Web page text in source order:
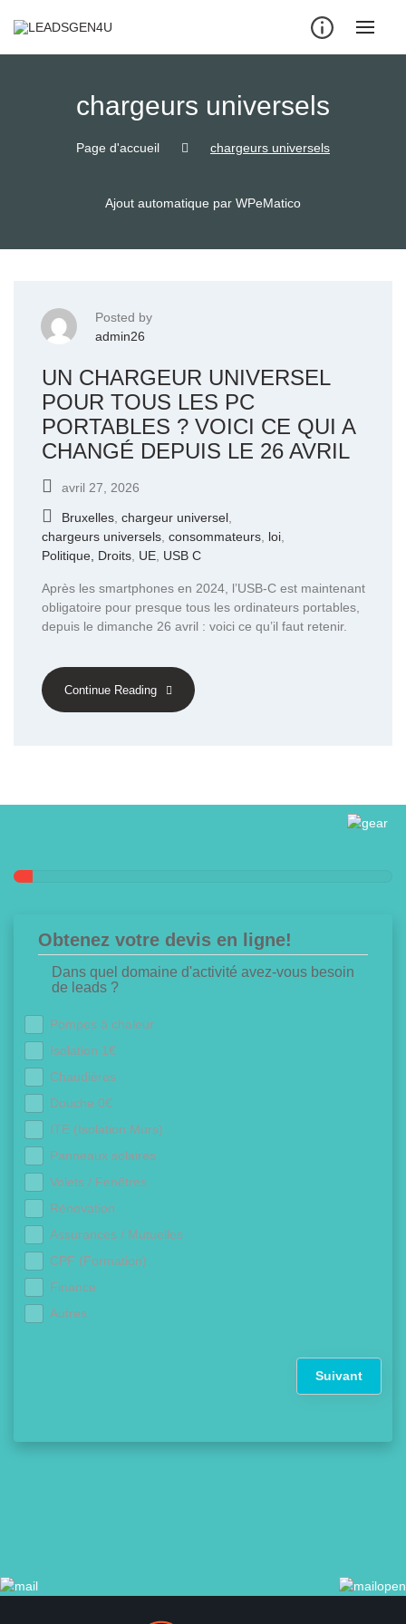
chargeurs universels
Page d'accueil chargeurs universels
Ajout automatique par WPeMatico
Posted by
admin26
UN CHARGEUR UNIVERSEL
POUR TOUS LES PC
PORTABLES ? VOICI CE QUI A
CHANGÉ DEPUIS LE 26 AVRIL
avril 27, 2026
Bruxelles chargeur universel
chargeurs universels consommateurs loi
Politique, Droits UE USB C
Après les smartphones en 2024, l’USB-C est maintenant
obligatoire pour presque tous les ordinateurs portables,
depuis le dimanche 26 avril : voici ce qu’il faut retenir.
Continue Reading
Obtenez votre devis en ligne!
Dans quel domaine d'activité avez-vous besoin
de leads ?
Pompes à chaleur
Isolation 1€
Chaudières
Douche 0€
ITE (Isolation Murs)
Panneaux solaires
Volets / Fenêtres
Rénovation
Assurances / Mutuelles
CPF (Formation)
Finance
Autres
Suivant